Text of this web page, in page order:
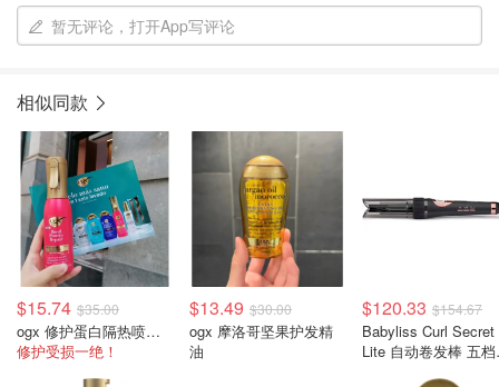
暂无评论，打开App写评论
相似同款
$15.74 $35.00
ogx 修护蛋白隔热喷雾 193ml
修护受损一绝！
$13.49 $30.00
ogx 摩洛哥坚果护发精
油
$120.33 $154.67
Babyliss Curl Secret
Lite 自动卷发棒 五